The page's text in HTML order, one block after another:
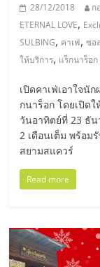
และ
ขยาย
สา
ขา
แฟ
ไชส์,
28/12/2018 ก
ETERNAL LOVE,
SULBING, คาเฟ่,ซอ
ให้บริการ, แร็กนาร็อก
เปิดคาเฟ่เอาใจนั
กนาร็อก โดยเปิด
วันอาทิตย์ที่ 23 ธั
2 เดือนเต็ม พร้อม
สยามสแควร์
Read more